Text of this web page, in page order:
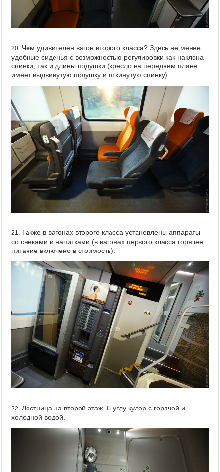
20. Чем удивителен вагон второго класса? Здесь не менее
удобные сиденья с возможностью регулировки как наклона
спинки, так и длины подушки (кресло на переднем плане
имеет выдвинутую подушку и откинутую спинку).
21.
Также в вагонах второго класса установлены аппараты
со снеками и напитками (в вагонах первого класса горячее
питание включено в стоимость).
22.
Лестница на второй этаж. В углу кулер с горячей и
холодной водой.